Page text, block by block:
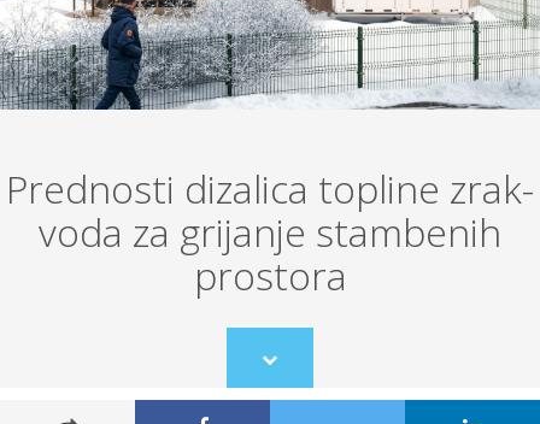
Prednosti dizalica topline zrak-
voda za grijanje stambenih
prostora
Scroll
to